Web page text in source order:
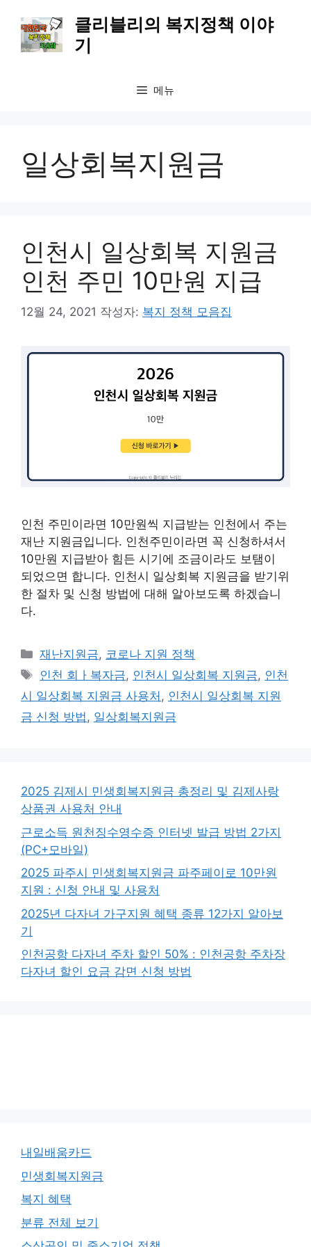
클리블리의 복지정책 이야
기
메뉴
일상회복지원금
인천시 일상회복 지원금
인천 주민 10만원 지급
12월 24, 2021 작성자: 복지 정책 모음집
인천 주민이라면 10만원씩 지급받는 인천에서 주는
재난 지원금입니다. 인천주민이라면 꼭 신청하셔서
10만원 지급받아 힘든 시기에 조금이라도 보탬이
되었으면 합니다. 인천시 일상회복 지원금을 받기위
한 절차 및 신청 방법에 대해 알아보도록 하겠습니
다.
카
테
리
재난지원금, 코로나 지원 정책
태
그
인천 회ㅏ복자금, 인천시 일상회복 지원금, 인천
시 일상회복 지원금 사용처 , 인천시 일상회복 지원
금 신청 방법, 일상회복지원금
2025 김제시 민생회복지원금 총정리 및 김제사랑
상품권 사용처 안내
근로소득 원천징수영수증 인터넷 발급 방법 2가지
(PC+모바일)
2025 파주시 민생회복지원금 파주페이로 10만원
지원 : 신청 안내 및 사용처
2025년 다자녀 가구지원 혜택 종류 12가지 알아보
기
인천공항 다자녀 주차 할인 50% : 인천공항 주차장
다자녀 할인 요금 감면 신청 방법
내일배움카드
민생회복지원금
복지 혜택
분류 전체 보기